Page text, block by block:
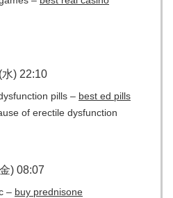
) 22:10
pills – best ed pills
of erectile dysfunction
) 08:07
– buy prednisone